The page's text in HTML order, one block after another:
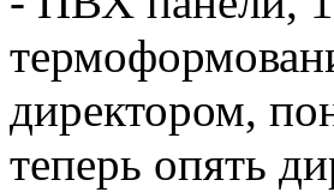
директором,
теперь опять